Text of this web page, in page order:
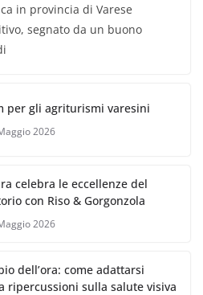
in provincia di Varese
segnato da un buono
per gli agriturismi varesini
2026
celebra le eccellenze del
con Riso & Gorgonzola
2026
dell’ora: come adattarsi
ripercussioni sulla salute visiva